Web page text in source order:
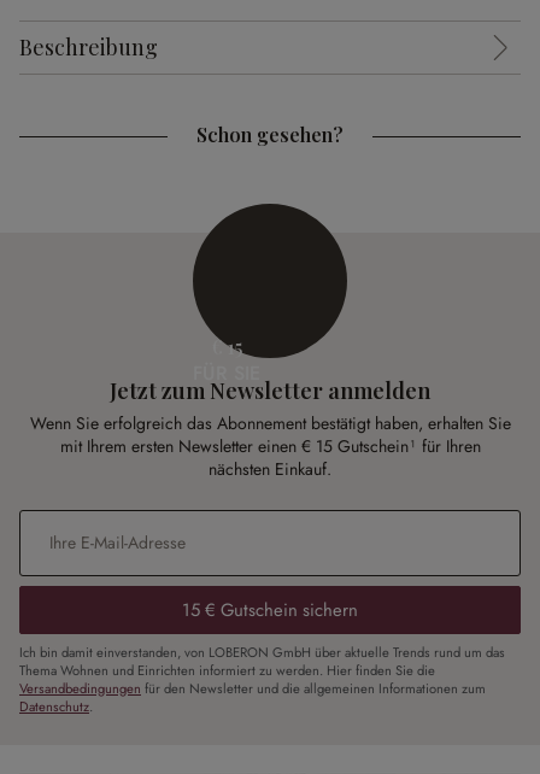
Beschreibung
Schon gesehen?
€ 15
Jetzt zum Newsletter anmelden
Wenn Sie erfolgreich das Abonnement bestätigt haben, erhalten Sie
mit Ihrem ersten Newsletter einen € 15 Gutschein¹ für Ihren
nächsten Einkauf.
E-Mail-Adresse
15 € Gutschein sichern
Ich bin damit einverstanden, von LOBERON GmbH über aktuelle Trends rund um das
Thema Wohnen und Einrichten informiert zu werden. Hier finden Sie die
Versandbedingungen für den Newsletter und die allgemeinen Informationen zum
Datenschutz.